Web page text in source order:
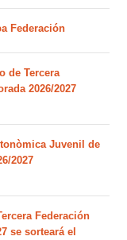
Federación
de Tercera
2026/2027
Juvenil de
2027
Federación
se sorteará el